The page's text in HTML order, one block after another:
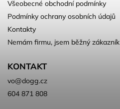
Všeobecné obchodní podmínky
Podmínky ochrany osobních údajů
Kontakty
Nemám firmu, jsem běžný zákazník
KONTAKT
vo@dogg.cz
604 871 808